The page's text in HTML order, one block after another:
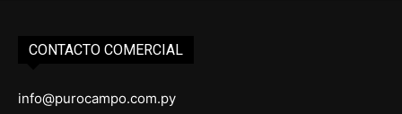
CONTACTO COMERCIAL
info@purocampo.com.py